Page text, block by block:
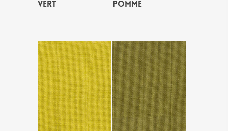
VERT
POMME